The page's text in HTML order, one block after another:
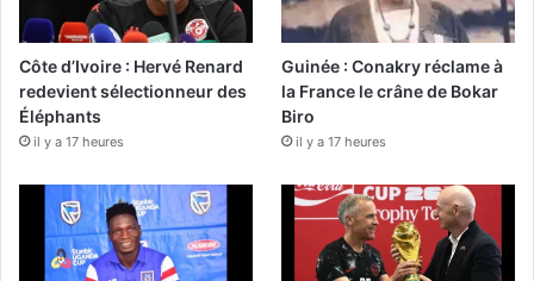
Côte d’Ivoire : Hervé Renard
redevient sélectionneur des
Éléphants
il y a 17 heures
Guinée : Conakry réclame à
la France le crâne de Bokar
Biro
il y a 17 heures